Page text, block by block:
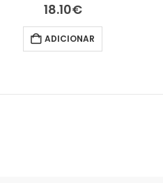
18.10€
ADICIONAR